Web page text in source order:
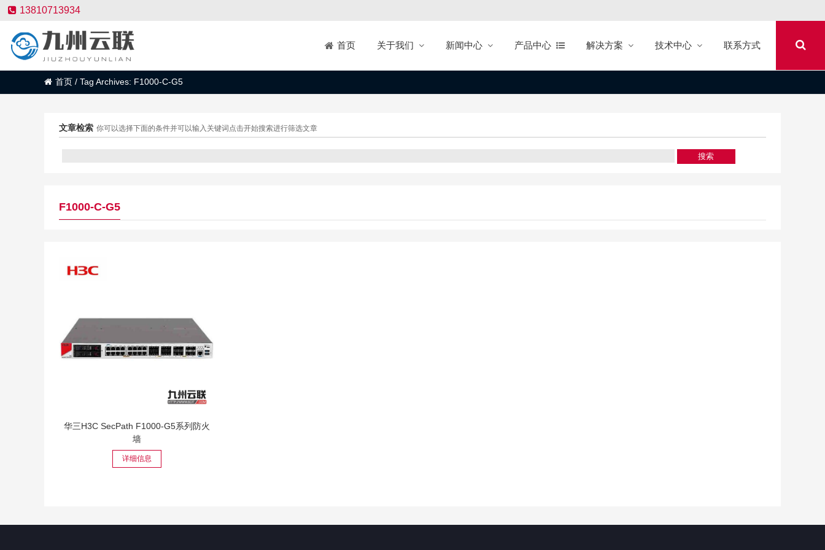
13810713934
首页 关于我们 新闻中心 产品中心 解决方案 技术中心 联系方式
首页 / Tag Archives: F1000-C-G5
文章检索 你可以选择下面的条件并可以输入关键词点击开始搜索进行筛选文章
F1000-C-G5
华三H3C SecPath F1000-G5系列防火
墙
详细信息